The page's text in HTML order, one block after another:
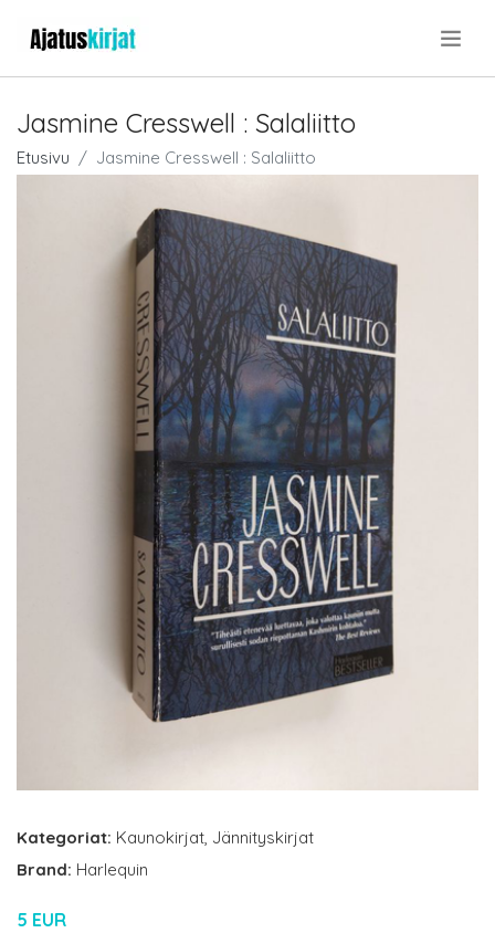
Jasmine Cresswell : Salaliitto
Etusivu Jasmine Cresswell : Salaliitto
Kategoriat: Kaunokirjat, Jännityskirjat
Brand: Harlequin
5 EUR